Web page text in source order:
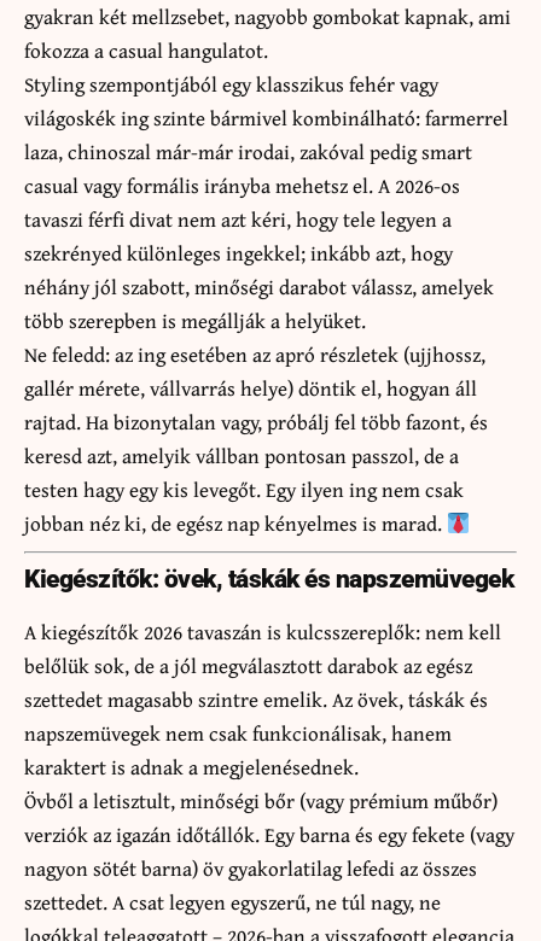
gyakran két mellzsebet, nagyobb gombokat kapnak, ami
fokozza a casual hangulatot.
Styling szempontjából egy klasszikus fehér vagy
világoskék ing szinte bármivel kombinálható: farmerrel
laza, chinoszal már-már irodai, zakóval pedig smart
casual vagy formális irányba mehetsz el. A 2026-os
tavaszi férfi divat nem azt kéri, hogy tele legyen a
szekrényed különleges ingekkel; inkább azt, hogy
néhány jól szabott, minőségi darabot válassz, amelyek
több szerepben is megállják a helyüket.
Ne feledd: az ing esetében az apró részletek (ujjhossz,
gallér mérete, vállvarrás helye) döntik el, hogyan áll
rajtad. Ha bizonytalan vagy, próbálj fel több fazont, és
keresd azt, amelyik vállban pontosan passzol, de a
testen hagy egy kis levegőt. Egy ilyen ing nem csak
jobban néz ki, de egész nap kényelmes is marad.
Kiegészítők: övek, táskák és napszemüvegek
A kiegészítők 2026 tavaszán is kulcsszereplők: nem kell
belőlük sok, de a jól megválasztott darabok az egész
szettedet magasabb szintre emelik. Az övek, táskák és
napszemüvegek nem csak funkcionálisak, hanem
karaktert is adnak a megjelenésednek.
Övből a letisztult, minőségi bőr (vagy prémium műbőr)
verziók az igazán időtállók. Egy barna és egy fekete (vagy
nagyon sötét barna) öv gyakorlatilag lefedi az összes
szettedet. A csat legyen egyszerű, ne túl nagy, ne